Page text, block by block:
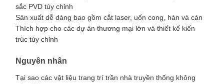
sắc PVD tùy chỉnh
Sản xuất dễ dàng bao gồm cắt laser, uốn cong, hàn và cán
Thích hợp cho các dự án thương mại lớn và thiết kế kiến
trúc tùy chỉnh
Nguyên nhân
Tại sao các vật liệu trang trí trần nhà truyền thống không